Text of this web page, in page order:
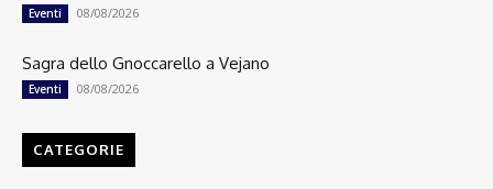
Eventi 08/08/2026
Sagra dello Gnoccarello a Vejano
Eventi 08/08/2026
CATEGORIE